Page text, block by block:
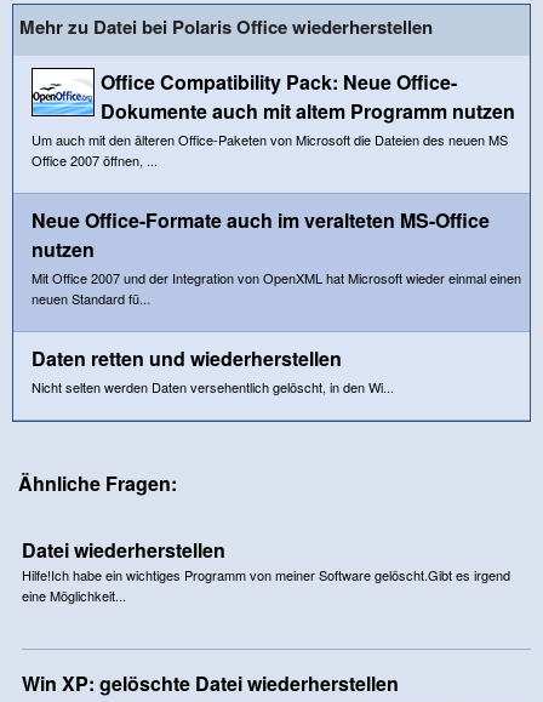
Mehr zu Datei bei Polaris Office wiederherstellen
Office Compatibility Pack: Neue Office-
Dokumente auch mit altem Programm nutzen
Um auch mit den älteren Office-Paketen von Microsoft die Dateien des neuen MS
Office 2007 öffnen, ...
Neue Office-Formate auch im veralteten MS-Office
nutzen
Mit Office 2007 und der Integration von OpenXML hat Microsoft wieder einmal einen
neuen Standard fü...
Daten retten und wiederherstellen
Nicht selten werden Daten versehentlich gelöscht, in den Wi...
Ähnliche Fragen:
Datei wiederherstellen
Hilfe!Ich habe ein wichtiges Programm von meiner Software gelöscht.Gibt es irgend
eine Möglichkeit...
Win XP: gelöschte Datei wiederherstellen